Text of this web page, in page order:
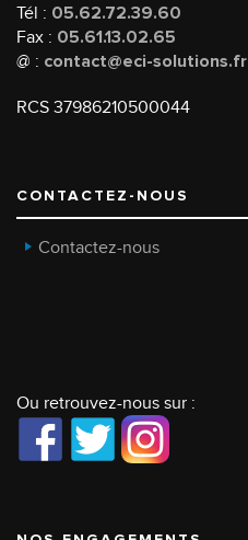
Tél : 05.62.72.39.60
Fax : 05.61.13.02.65
@ : contact@eci-solutions.fr
RCS 37986210500044
CONTACTEZ-NOUS
Contactez-nous
Ou retrouvez-nous sur :